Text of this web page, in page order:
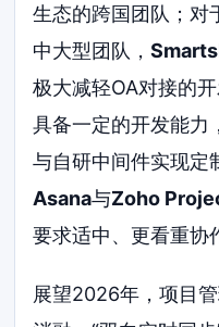
生态的跨国团队；对
中大型团队，
极大减轻OA对接的
具备一定的开发能力
与自研中间件实现定
Asana与Zoho
要求适中、更看重协
展望2026年，项目